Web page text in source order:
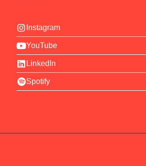
Instagram
YouTube
LinkedIn
Spotify